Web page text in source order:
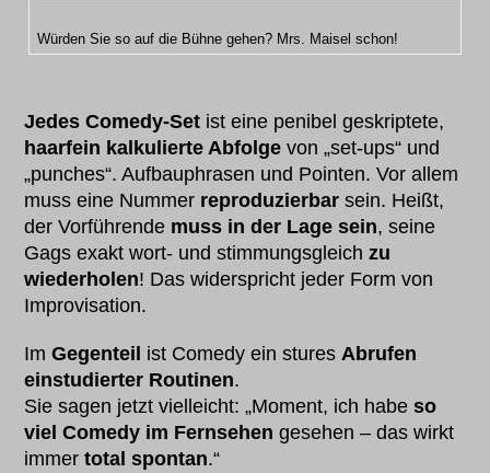
Würden Sie so auf die Bühne gehen? Mrs. Maisel schon!
Jedes Comedy-Set ist eine penibel geskriptete,
haarfein kalkulierte Abfolge von „set-ups“ und
„punches“. Aufbauphrasen und Pointen. Vor allem
muss eine Nummer reproduzierbar sein. Heißt,
der Vorführende muss in der Lage sein, seine
Gags exakt wort- und stimmungsgleichzu
wiederholen! Das widerspricht jeder Form von
Improvisation.
ImGegenteil ist Comedy ein sturesAbrufen
einstudierter Routinen.
Sie sagen jetzt vielleicht: „Moment, ich habeso
viel Comedy im Fernsehen gesehen – das wirkt
immertotal spontan.“